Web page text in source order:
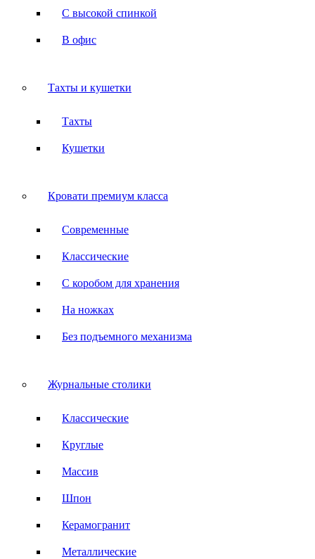
С высокой спинкой
В офис
Тахты и кушетки
Тахты
Кушетки
Кровати премиум класса
Современные
Классические
С коробом для хранения
На ножках
Без подъемного механизма
Журнальные столики
Классические
Круглые
Массив
Шпон
Керамогранит
Металлические